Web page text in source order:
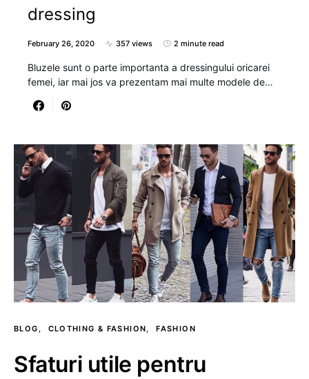
dressing
February 26, 2020 357 views 2 minute read
Bluzele sunt o parte importanta a dressingului oricarei
femei, iar mai jos va prezentam mai multe modele de…
BLOG CLOTHING & FASHION FASHION
Sfaturi utile pentru